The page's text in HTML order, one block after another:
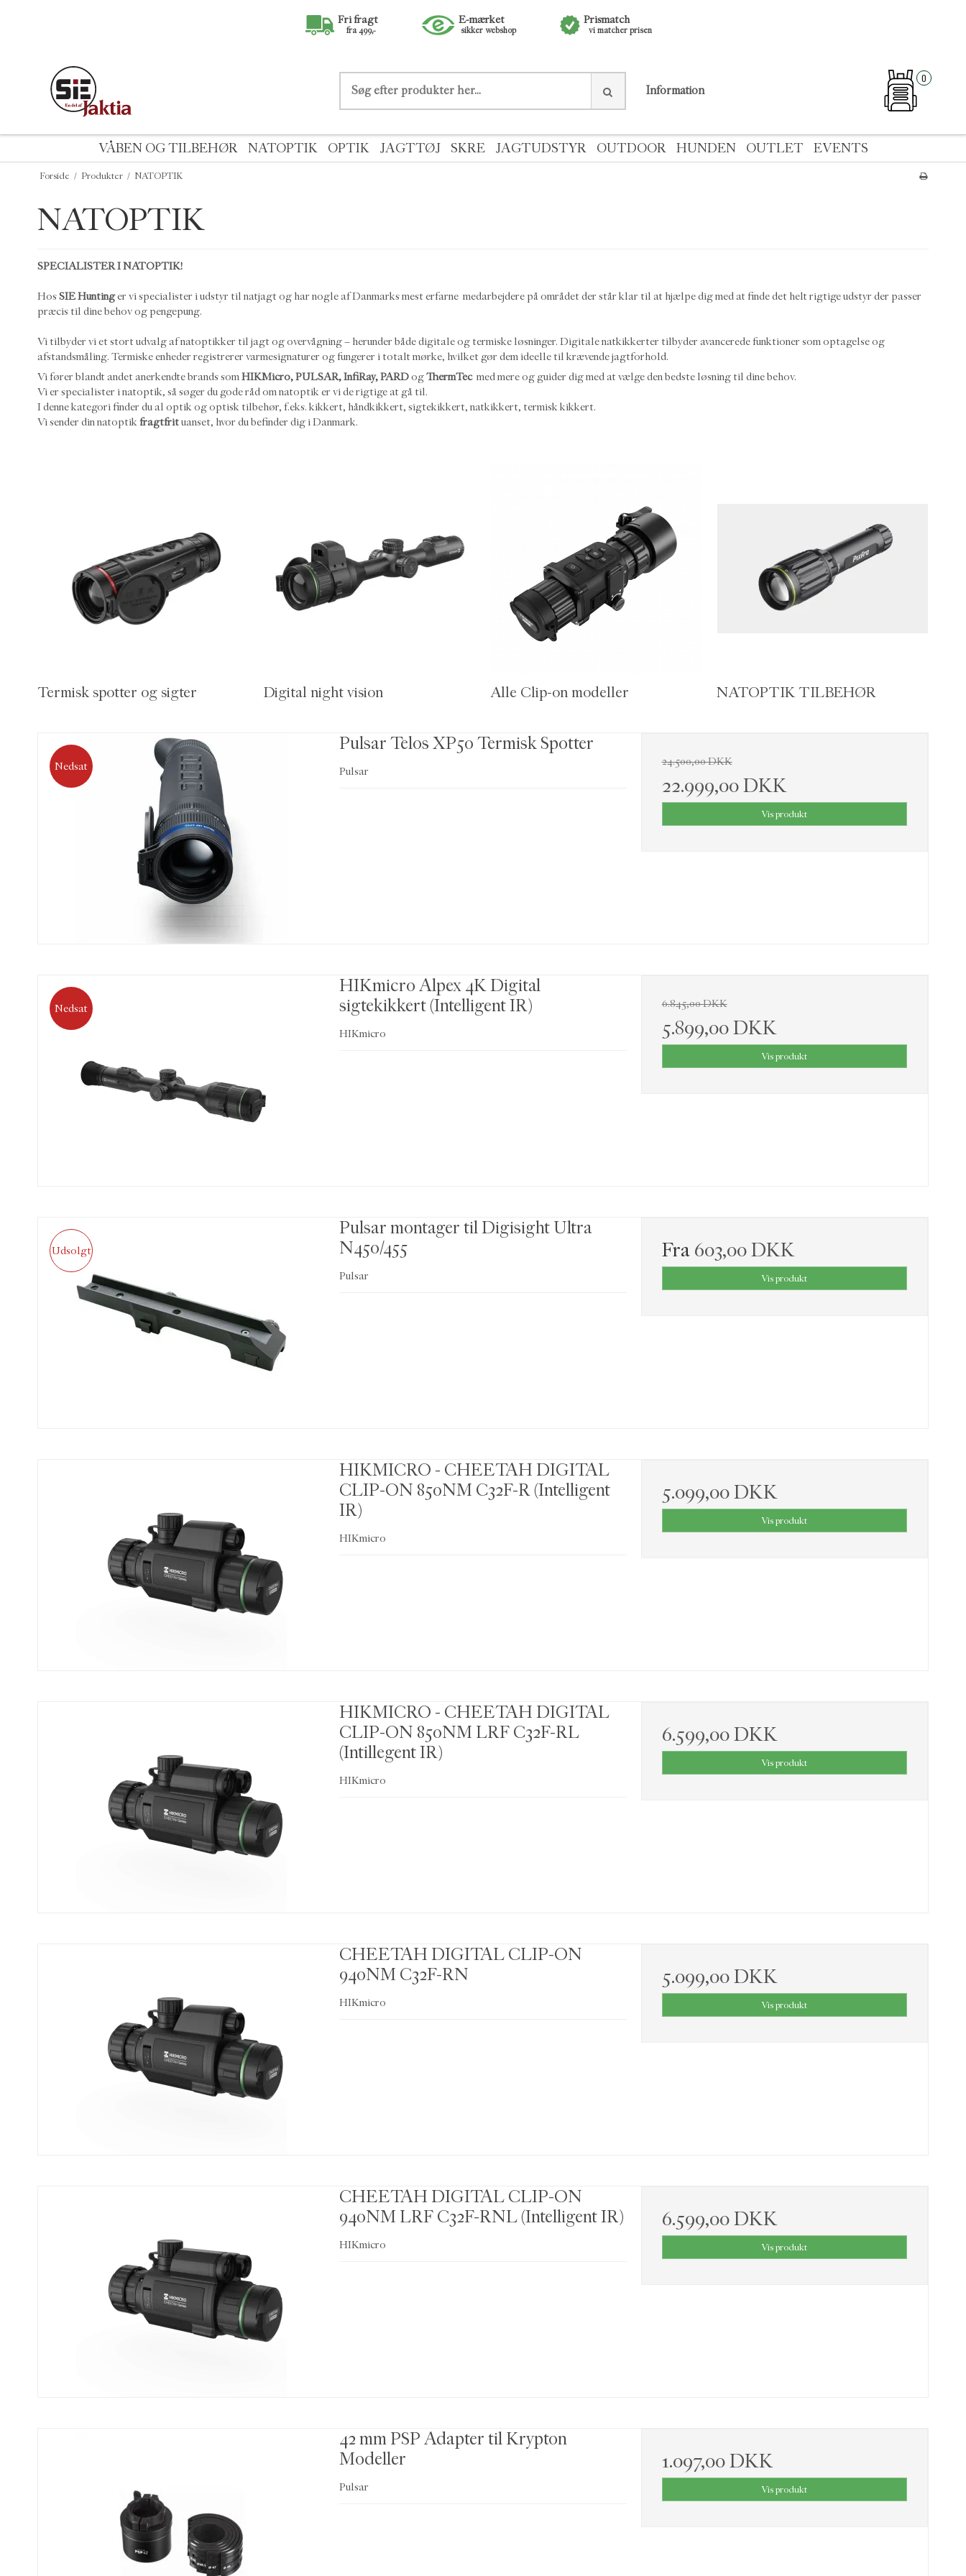
Fri fragt
fra 499,-
E-mærket
sikker webshop
Prismatch
vi matcher prisen
Information
0
VÅBEN OG TILBEHØR NATOPTIK OPTIK JAGTTØJ SKRE JAGTUDSTYR OUTDOOR HUNDEN OUTLET EVENTS
Forside / Produkter / NATOPTIK
NATOPTIK
SPECIALISTER I NATOPTIK!
HosSIE Huntinger vi specialister i udstyr til natjagt og har nogle af Danmarks mest erfarne medarbejdere på området der står klar til at hjælpe dig med at finde det helt rigtige udstyr der passer
præcis til dine behov og pengepung.
Vi tilbyder vi et stort udvalg af natoptikker til jagt og overvågning – herunder både digitale og termiske løsninger. Digitale natkikkerter tilbyder avancerede funktioner som optagelse og
afstandsmåling. Termiske enheder registrerer varmesignaturer og fungerer i totalt mørke, hvilket gør dem ideelle til krævende jagtforhold.
Vi fører blandt andet anerkendte brands somHIKMicro, PULSAR, InfiRay, PARDogThermTecmed mere og guider dig med at vælge den bedste løsning til dine behov.
Vi er specialister i natoptik, så søger du gode råd om natoptik er vi de rigtige at gå til.
I denne kategori finder du al optik og optisk tilbehør, f.eks. kikkert, håndkikkert, sigtekikkert, natkikkert, termisk kikkert.
Vi sender din natoptikfragtfrituanset, hvor du befinder dig i Danmark.
Termisk spotter og sigter Digital night vision Alle Clip-on modeller NATOPTIK TILBEHØR
Nedsat
Pulsar Telos XP50 Termisk Spotter
Pulsar
24.500,00 DKK
22.999,00 DKK
Vis produkt
Nedsat
HIKmicro Alpex 4K Digital
sigtekikkert (Intelligent IR)
HIKmicro
6.845,00 DKK
5.899,00 DKK
Vis produkt
Udsolgt
Pulsar montager til Digisight Ultra
N450/455
Pulsar
Fra 603,00 DKK
Vis produkt
HIKMICRO - CHEETAH DIGITAL
CLIP-ON 850NM C32F-R (Intelligent
IR)
HIKmicro
5.099,00 DKK
Vis produkt
HIKMICRO - CHEETAH DIGITAL
CLIP-ON 850NM LRF C32F-RL
(Intillegent IR)
HIKmicro
6.599,00 DKK
Vis produkt
CHEETAH DIGITAL CLIP-ON
940NM C32F-RN
HIKmicro
5.099,00 DKK
Vis produkt
CHEETAH DIGITAL CLIP-ON
940NM LRF C32F-RNL (Intelligent IR)
HIKmicro
6.599,00 DKK
Vis produkt
42 mm PSP Adapter til Krypton
Modeller
Pulsar
1.097,00 DKK
Vis produkt